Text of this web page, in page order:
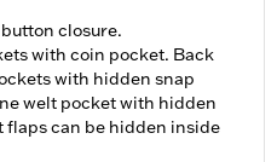
closure.
with coin pocket. Back
with hidden snap
welt pocket with hidden
flaps can be hidden inside